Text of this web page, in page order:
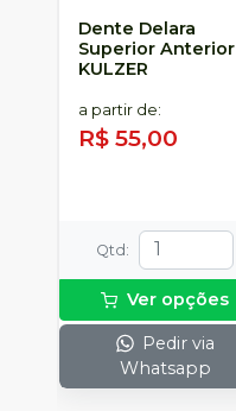
Dente Delara
Superior Anterior
KULZER
a partir de:
R$ 55,00
Qtd :
Ver opções
Pedir via
Whatsapp